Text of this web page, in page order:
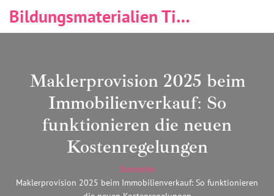
Bildungsmaterialien Tischlerei & Immobilien
Maklerprovision 2025 beim
Immobilienverkauf: So
funktionieren die neuen
Kostenregelungen
Startseite
Maklerprovision 2025 beim Immobilienverkauf: So funktionieren